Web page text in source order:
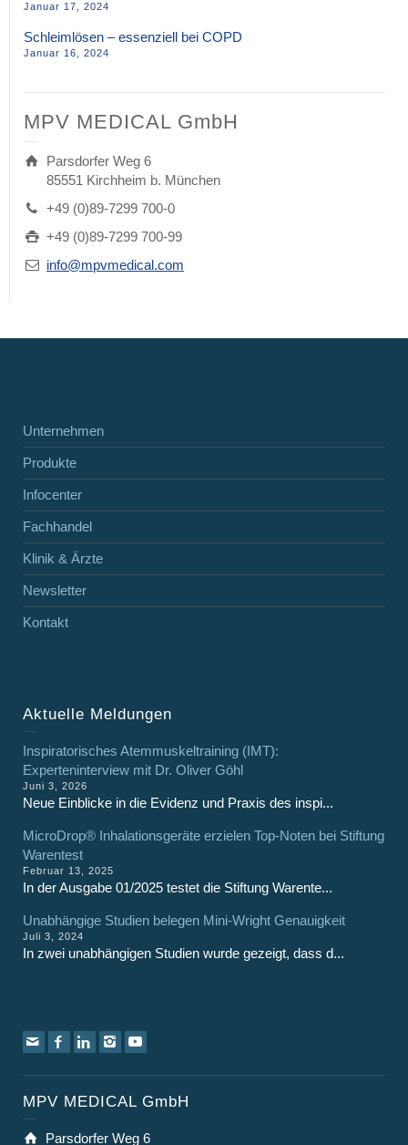
Januar 17, 2024
Schleimlösen – essenziell bei COPD
Januar 16, 2024
MPV MEDICAL GmbH
Parsdorfer Weg 6
85551 Kirchheim b. München
+49 (0)89-7299 700-0
+49 (0)89-7299 700-99
info@mpvmedical.com
Unternehmen
Produkte
Infocenter
Fachhandel
Klinik & Ärzte
Newsletter
Kontakt
Aktuelle Meldungen
Inspiratorisches Atemmuskeltraining (IMT):
Experteninterview mit Dr. Oliver Göhl
Juni 3, 2026
Neue Einblicke in die Evidenz und Praxis des inspi...
MicroDrop® Inhalationsgeräte erzielen Top-Noten bei Stiftung
Warentest
Februar 13, 2025
In der Ausgabe 01/2025 testet die Stiftung Warente...
Unabhängige Studien belegen Mini-Wright Genauigkeit
Juli 3, 2024
In zwei unabhängigen Studien wurde gezeigt, dass d...
MPV MEDICAL GmbH
Parsdorfer Weg 6